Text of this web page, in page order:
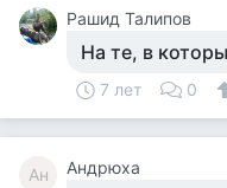
Рашид Талипов
На те, в
7 лет 0
Ан Андрюха